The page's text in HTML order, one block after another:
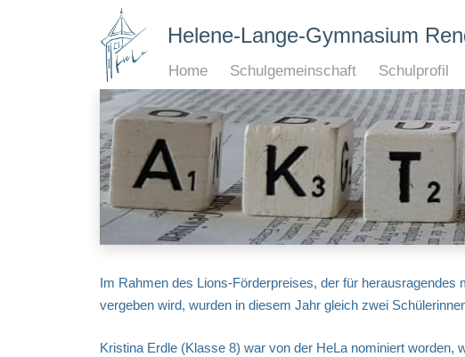
Helene-Lange-Gymnasium
Home Schulgemeinschaft Schulprofil
Im Rahmen des Lions-Förderpreises, der für
vergeben wird, wurden in diesem Jahr gleich zwei
Kristina Erdle (Klasse 8) war von der HeLa nominiert